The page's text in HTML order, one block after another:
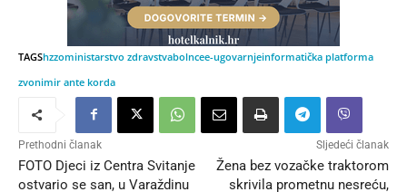
TAGShzzoministarstvo zdravstvabolncee-ugovarnjeinformatička platforma
zvonimir ante korda
Prethodni članak
FOTO Djeci iz Centra Svitanje
ostvario se san, u Varaždinu
Sljedeći članak
Žena bez vozačke traktorom
skrivila prometnu nesreću,